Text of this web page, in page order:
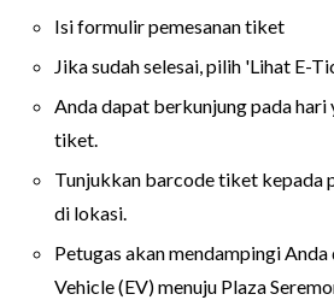
Isi formulir pemesanan tiket
Jika sudah selesai, pilih 'Lihat E-
Anda dapat berkunjung pada hari
tiket.
Tunjukkan barcode tiket kepada
di lokasi.
Petugas akan mendampingi
Vehicle (EV) menuju Plaza